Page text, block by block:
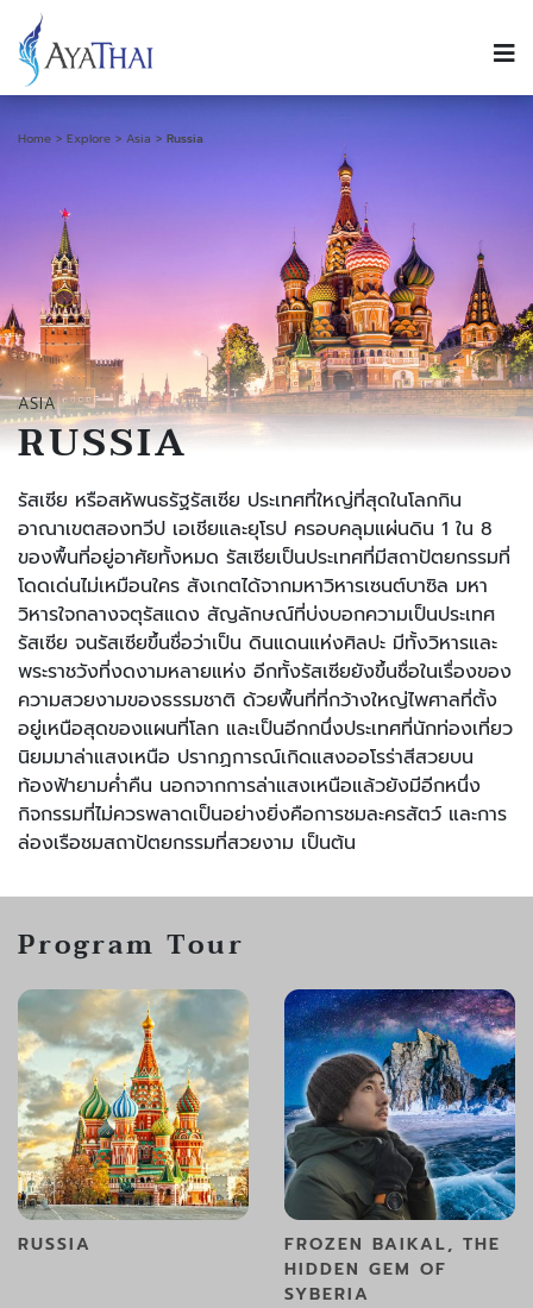
Home Explore Asia Russia
ASIA
RUSSIA
รัสเซีย หรือสหัพนธรัฐรัสเซีย ประเทศที่ใหญ่ที่สุดในโลกกิน
อาณาเขตสองทวีป เอเชียและยุโรป ครอบคลุมแผ่นดิน 1 ใน 8
ของพื้นที่อยู่อาศัยทั้งหมด รัสเซียเป็นประเทศที่มีสถาปัตยกรรมที่
โดดเด่นไม่เหมือนใคร สังเกตได้จากมหาวิหารเซนต์บาซิล มหา
วิหารใจกลางจตุรัสแดง สัญลักษณ์ที่บ่งบอกความเป็นประเทศ
รัสเซีย จนรัสเซียขึ้นชื่อว่าเป็น ดินแดนแห่งศิลปะ มีทั้งวิหารและ
พระราชวังที่งดงามหลายแห่ง อีกทั้งรัสเซียยังขึ้นชื่อในเรื่องของ
ความสวยงามของธรรมชาติ ด้วยพื้นที่ที่กว้างใหญ่ไพศาลที่ตั้ง
อยู่เหนือสุดของแผนที่โลก และเป็นอีกกนึ่งประเทศที่นักท่องเที่ยว
นิยมมาล่าแสงเหนือ ปรากฏการณ์เกิดแสงออโรร่าสีสวยบน
ท้องฟ้ายามค่ำคืน นอกจากการล่าแสงเหนือแล้วยังมีอีกหนึ่ง
กิจกรรมที่ไม่ควรพลาดเป็นอย่างยิ่งคือการชมละครสัตว์ และการ
ล่องเรือชมสถาปัตยกรรมที่สวยงาม เป็นต้น
Program Tour
RUSSIA
FROZEN BAIKAL, THE
HIDDEN GEM OF
SYBERIA